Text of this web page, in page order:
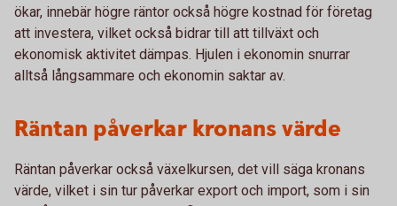
ökar, innebär högre räntor också högre kostnad för företag
att investera, vilket också bidrar till att tillväxt och
ekonomisk aktivitet dämpas. Hjulen i ekonomin snurrar
alltså långsammare och ekonomin saktar av.
Räntan påverkar kronans värde
Räntan påverkar också växelkursen, det vill säga kronans
värde, vilket i sin tur påverkar export och import, som i sin